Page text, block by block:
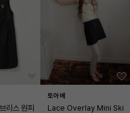
리스 원피
토아베
Lace Overlay Mini Ski